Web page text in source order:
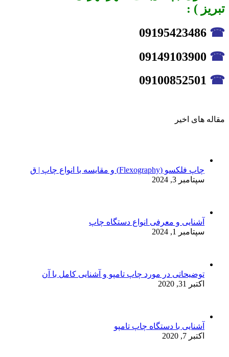
تبریز ) :
☎
☎
☎
مقاله های اخیر
چاپ فلکسو (Flexography) و مقایسه با انواع چاپ | ق
سپتامبر 3, 2024
آشنایی و معرفی انواع دستگاه چاپ
سپتامبر 1, 2024
توضیحاتی در مورد چاپ تامپو و آشنایی کامل با آن
اکتبر 31, 2020
آشنایی با دستگاه چاپ تامپو
اکتبر 7, 2020